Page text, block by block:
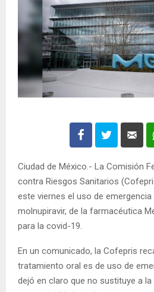
Ciudad de México.- La Comisión
contra Riesgos Sanitarios
este viernes el uso de
molnupiravir, de la farmacéutica
para la covid-19.
En un comunicado, la Cofepris
tratamiento oral es de uso de
dejó en claro que no sustituye a